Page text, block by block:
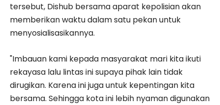
tersebut, Dishub bersama aparat kepolisian akan
memberikan waktu dalam satu pekan untuk
menyosialisasikannya.
"Imbauan kami kepada masyarakat mari kita ikuti
rekayasa lalu lintas ini supaya pihak lain tidak
dirugikan. Karena ini juga untuk kepentingan kita
bersama. Sehingga kota ini lebih nyaman digunakan